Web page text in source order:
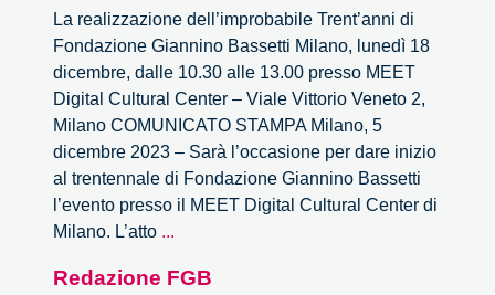
La realizzazione dell’improbabile Trent’anni di
Fondazione Giannino Bassetti Milano, lunedì 18
dicembre, dalle 10.30 alle 13.00 presso MEET
Digital Cultural Center – Viale Vittorio Veneto 2,
Milano COMUNICATO STAMPA Milano, 5
dicembre 2023 – Sarà l’occasione per dare inizio
al trentennale di Fondazione Giannino Bassetti
l’evento presso il MEET Digital Cultural Center di
Milano. L’atto ...
–
Redazione FGB